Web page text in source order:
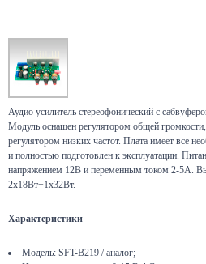
Аудио усилитель стереофонический с
Модуль оснащен регулятором общей
регулятором низких частот. Плата имеет все
и полностью подготовлен к эксплуатации.
напряжением 12В и переменным током 2-5А.
2х18Вт+1х32Вт.
Характеристики
Модель: SFT-B219 / аналог;